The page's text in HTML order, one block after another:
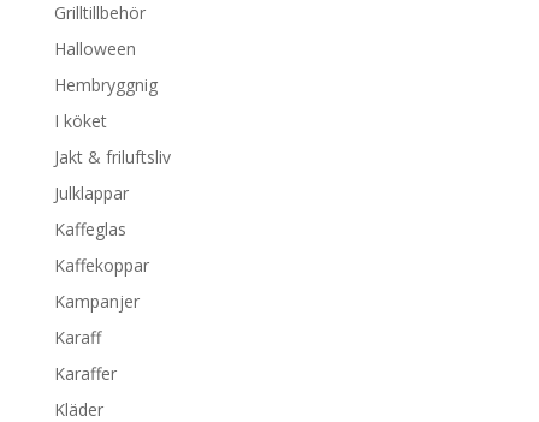
Grilltillbehör
Halloween
Hembryggnig
I köket
Jakt & friluftsliv
Julklappar
Kaffeglas
Kaffekoppar
Kampanjer
Karaff
Karaffer
Kläder